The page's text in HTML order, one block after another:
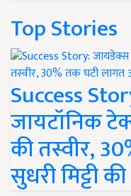
Top Stories
Success
जायटॉनिक
की तस्वीर,
सुधरी मिट्टी